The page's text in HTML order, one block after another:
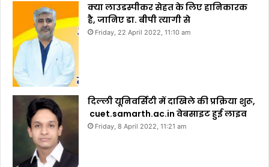
क्या लाउडस्पीकर सेहत के लिए हानिकारक
है, जानिए डा. बीपी त्यागी से
Friday, 22 April 2022, 11:10 am
दिल्ली यूनिवर्सिटी में दाखिले की प्रक्रिया शुरू,
cuet.samarth.ac.in वेबसाइट हुई लाइव
Friday, 8 April 2022, 11:21 am